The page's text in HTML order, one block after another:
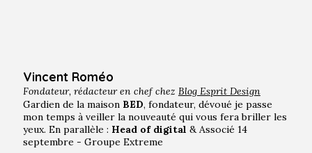
Vincent Roméo
Fondateur, rédacteur en chef chez Blog Esprit Design
Gardien de la maison BED, fondateur, dévoué je passe
mon temps à veiller la nouveauté qui vous fera briller les
yeux. En parallèle : Head of digital & Associé 14
septembre - Groupe Extreme